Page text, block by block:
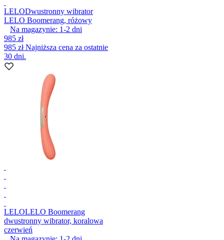
LELODwustronny wibrator
LELO Boomerang, różowy
Na magazynie: 1-2 dni
985 zł
985 złNajniższa cena za ostatnie
30 dni.
LELOLELO Boomerang
dwustronny wibrator, koralowa
czerwień